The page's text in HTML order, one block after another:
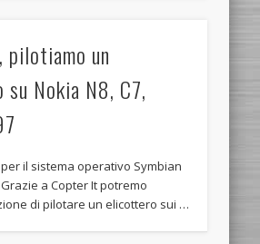
un
Nokia N8, C7,
il sistema operativo Symbian
a Copter It potremo
di pilotare un elicottero sui …